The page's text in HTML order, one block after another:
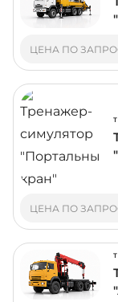
ЦЕНА ПО
ЦЕНА ПО